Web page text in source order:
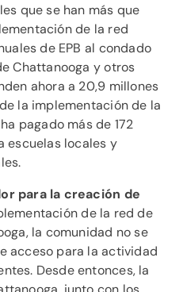
que se han más que
de la red
de EPB al condado
Chattanooga y otros
ahora a 20,9 millones
la implementación de la
pagado más de 172
escuelas locales y
para la creación de
de la red de
la comunidad no se
acceso para la actividad
Desde entonces, la